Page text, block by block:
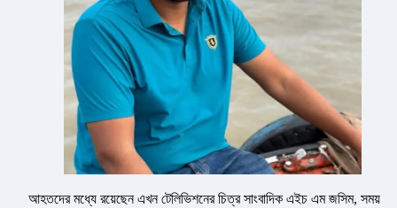
আহতদের মধ্যে রয়েছেন এখন টেলিভিশনের চিত্র সাংবাদিক এইচ এম জসিম, সময়